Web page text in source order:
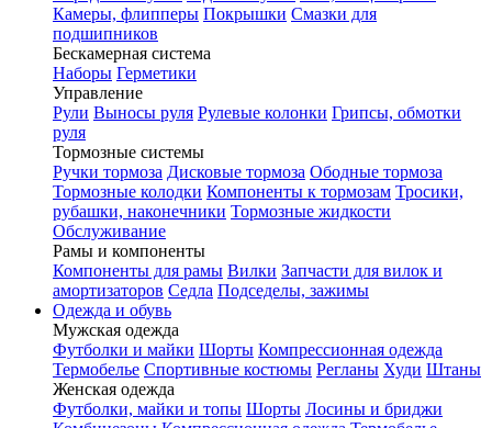
Камеры, флипперы Покрышки Смазки для
подшипников
Бескамерная система
Наборы Герметики
Управление
Рули Выносы руля Рулевые колонки Грипсы, обмотки
руля
Тормозные системы
Ручки тормоза Дисковые тормоза Ободные тормоза
Тормозные колодки Компоненты к тормозам Тросики,
рубашки, наконечники Тормозные жидкости
Обслуживание
Рамы и компоненты
Компоненты для рамы Вилки Запчасти для вилок и
амортизаторов Седла Подседелы, зажимы
Одежда и обувь
Мужская одежда
Футболки и майки Шорты Компрессионная одежда
Термобелье Спортивные костюмы Регланы Худи Штаны
Женская одежда
Футболки, майки и топы Шорты Лосины и бриджи